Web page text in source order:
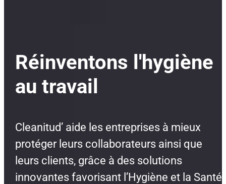
Réinventons l'hygiène
au travail
Cleanitud’ aide les entreprises à mieux
protéger leurs collaborateurs ainsi que
leurs clients, grâce à des solutions
innovantes favorisant l’Hygiène et la Santé